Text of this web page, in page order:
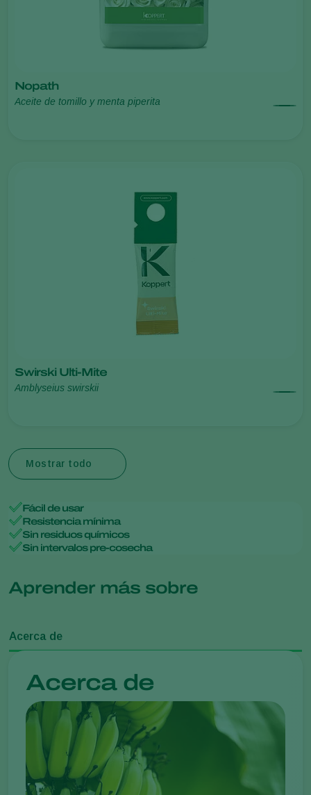
Nopath
Aceite de tomillo y menta piperita
Swirski Ulti-Mite
Amblyseius swirskii
Mostrar todo
Fácil de usar
Resistencia mínima
Sin residuos químicos
Sin intervalos pre-cosecha
Aprender más sobre
Acerca de
Acerca de